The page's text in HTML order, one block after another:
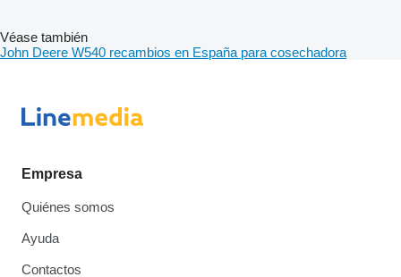
Véase también
John Deere W540 recambios en España para cosechadora
Empresa
Quiénes somos
Ayuda
Contactos